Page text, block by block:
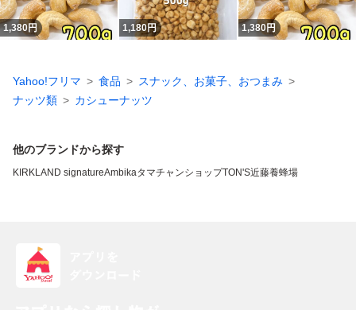
1,380円 1,180円 1,380円
Yahoo!フリマ 食品
スナック、お菓子、おつまみ
ナッツ類
カシューナッツ
他のブランドから探す
KIRKLAND signatureAmbikaタマチャンショップTON'S近藤養蜂場